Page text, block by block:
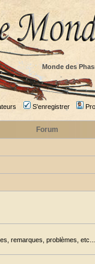
Monde des
S'enregistrer
Forum
remarques, problèmes,